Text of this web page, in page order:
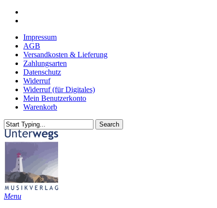
Skip
contentImpressum
AGB
Versandkosten & Lieferung
Zahlungsarten
Datenschutz
Widerruf
Widerruf (für Digitales)
Mein Benutzerkonto
Warenkorb
Search
Close
Search
search
Menu